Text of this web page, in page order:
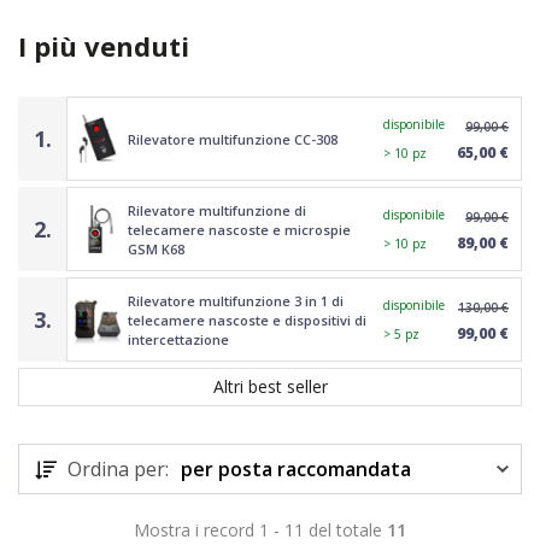
I più venduti
1. Rilevatore multifunzione CC-308
disponibile
> 10 pz
99,00 €
65,00 €
2.
Rilevatore multifunzione di
telecamere nascoste e microspie
GSM K68
disponibile
> 10 pz
99,00 €
89,00 €
3.
Rilevatore multifunzione 3 in 1 di
telecamere nascoste e dispositivi di
intercettazione
disponibile
> 5 pz
130,00 €
99,00 €
Altri best seller
Ordina per: per posta raccomandata
Mostra i record 1 - 11 del totale 11